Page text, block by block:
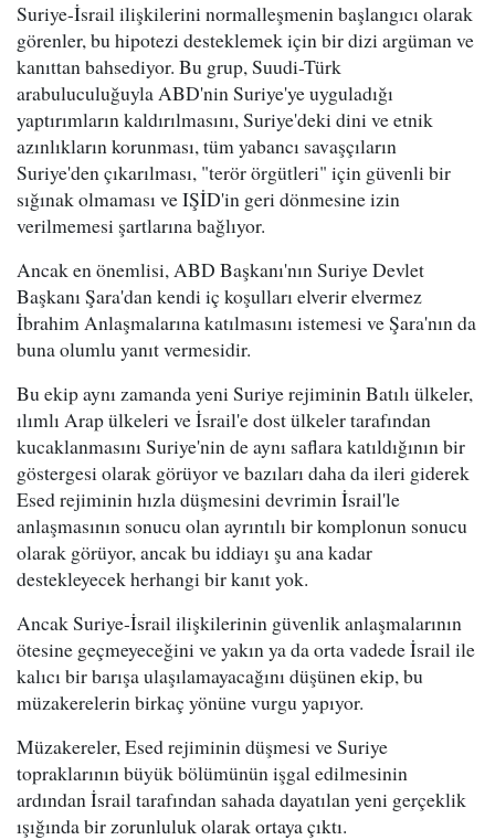
Suriye-İsrail ilişkilerini normalleşmenin başlangıcı olarak
görenler, bu hipotezi desteklemek için bir dizi argüman ve
kanıttan bahsediyor. Bu grup, Suudi-Türk
arabuluculuğuyla ABD'nin Suriye'ye uyguladığı
yaptırımların kaldırılmasını, Suriye'deki dini ve etnik
azınlıkların korunması, tüm yabancı savaşçıların
Suriye'den çıkarılması, "terör örgütleri" için güvenli bir
sığınak olmaması ve IŞİD'in geri dönmesine izin
verilmemesi şartlarına bağlıyor.
Ancak en önemlisi, ABD Başkanı'nın Suriye Devlet
Başkanı Şara'dan kendi iç koşulları elverir elvermez
İbrahim Anlaşmalarına katılmasını istemesi ve Şara'nın da
buna olumlu yanıt vermesidir.
Bu ekip aynı zamanda yeni Suriye rejiminin Batılı ülkeler,
ılımlı Arap ülkeleri ve İsrail'e dost ülkeler tarafından
kucaklanmasını Suriye'nin de aynı saflara katıldığının bir
göstergesi olarak görüyor ve bazıları daha da ileri giderek
Esed rejiminin hızla düşmesini devrimin İsrail'le
anlaşmasının sonucu olan ayrıntılı bir komplonun sonucu
olarak görüyor, ancak bu iddiayı şu ana kadar
destekleyecek herhangi bir kanıt yok.
Ancak Suriye-İsrail ilişkilerinin güvenlik anlaşmalarının
ötesine geçmeyeceğini ve yakın ya da orta vadede İsrail ile
kalıcı bir barışa ulaşılamayacağını düşünen ekip, bu
müzakerelerin birkaç yönüne vurgu yapıyor.
Müzakereler, Esed rejiminin düşmesi ve Suriye
topraklarının büyük bölümünün işgal edilmesinin
ardından İsrail tarafından sahada dayatılan yeni gerçeklik
ışığında bir zorunluluk olarak ortaya çıktı.